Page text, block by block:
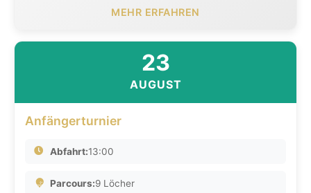
MEHR ERFAHREN
23
AUGUST
Anfängerturnier
Abfahrt:13:00
Parcours:9 Löcher